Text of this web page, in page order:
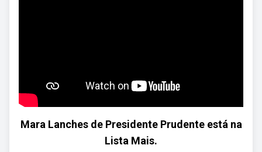
Mara Lanches de Presidente Prudente está na
Lista Mais.